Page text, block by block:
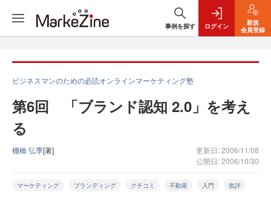
事例を探す ログイン
新規
会員登録
ビジネスマンのための必読オンラインマーケティング塾
第6回 「ブランド認知 2.0」を考え
る
棚橋 弘季[著]
更新日: 2006/11/08
公開日: 2006/10/30
マーケティング ブランディング クチコミ 不動産 入門 批評